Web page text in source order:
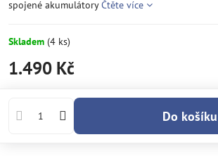
spojené akumulátoryČtěte více
Skladem (4 ks)
1.490 Kč
Do košíku